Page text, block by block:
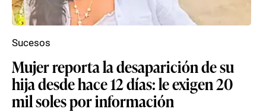
Mujer reporta la desaparición de su
hija desde hace 12 días: le exigen 20
mil soles por información
Sucesos